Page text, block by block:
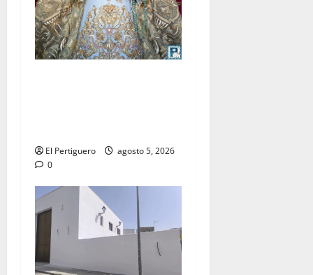
El Pertiguero
agosto 5, 2026
0